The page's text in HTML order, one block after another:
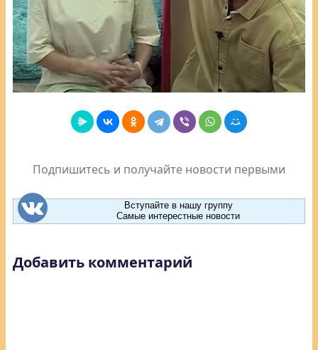
Подпишитесь и получайте новости первыми
Вступайте в нашу группу
Самые интерестные новости
Добавить комментарий